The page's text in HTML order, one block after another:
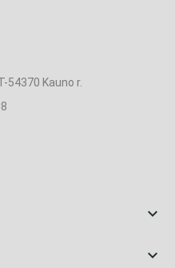
54370 Kauno r.

